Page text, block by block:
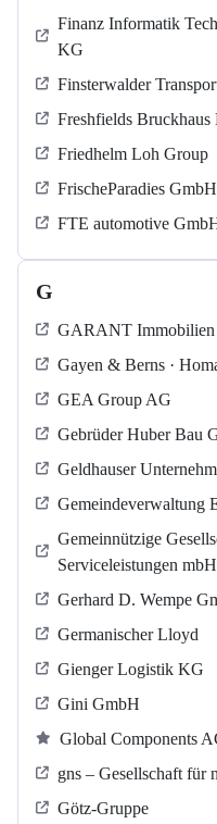
Finanz Informatik
KG
Finsterwalder
Freshfields Bruckhaus
Friedhelm Loh Group
FrischeParadies
FTE automotive
G
GARANT Immobilien
Gayen & Berns ·
GEA Group AG
Gebrüder Huber Bau
Geldhauser
Gemeindeverwaltung
Gemeinnützige
Serviceleistungen
Gerhard D. Wempe
Germanischer Lloyd
Gienger Logistik KG
Gini GmbH
Global Components
gns – Gesellschaft für
Götz-Gruppe